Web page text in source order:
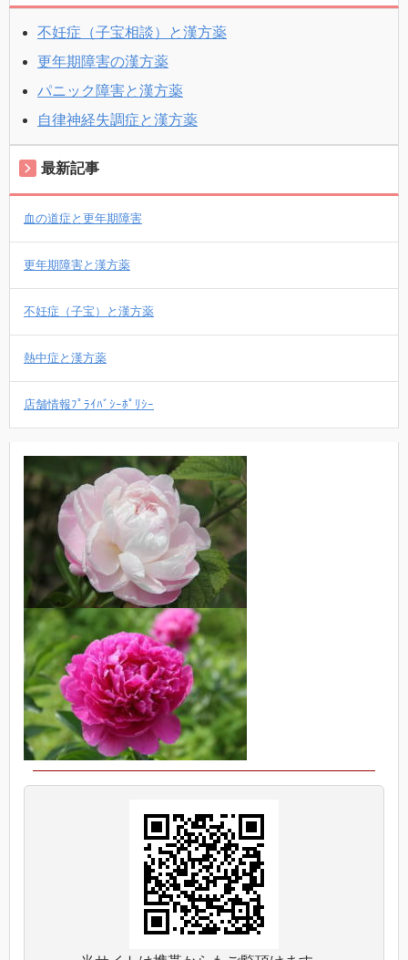
不妊症（子宝相談）と漢方薬
更年期障害の漢方薬
パニック障害と漢方薬
自律神経失調症と漢方薬
最新記事
血の道症と更年期障害
更年期障害と漢方薬
不妊症（子宝）と漢方薬
熱中症と漢方薬
店舗情報ﾌﾟﾗｲﾊﾞｼｰﾎﾟﾘｼｰ